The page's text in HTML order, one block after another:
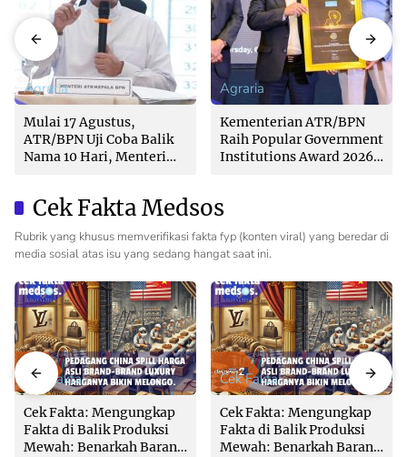
Agraria
Mulai 17 Agustus,
ATR/BPN Uji Coba Balik
Nama 10 Hari, Menteri
Agraria
Kementerian ATR/BPN
Raih Popular Government
Institutions Award 2026
Cek Fakta Medsos
Rubrik yang khusus memverifikasi fakta fyp (konten viral) yang beredar di
media sosial atas isu yang sedang hangat saat ini.
Cek Fakta
Cek Fakta: Mengungkap
Fakta di Balik Produksi
Mewah: Benarkah Barang
Cek Fakta
Cek Fakta: Mengungkap
Fakta di Balik Produksi
Mewah: Benarkah Barang